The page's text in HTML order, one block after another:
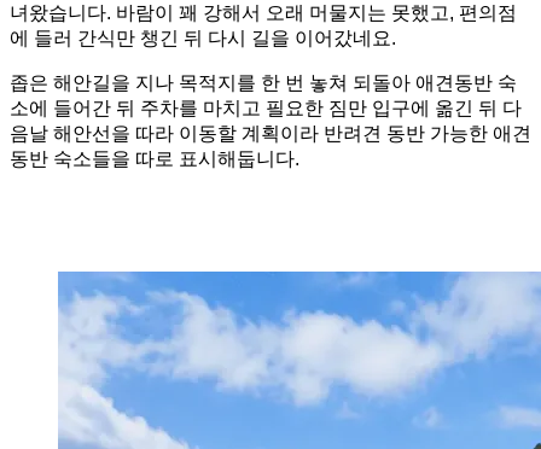
녀왔습니다. 바람이 꽤 강해서 오래 머물지는 못했고, 편의점
에 들러 간식만 챙긴 뒤 다시 길을 이어갔네요.
좁은 해안길을 지나 목적지를 한 번 놓쳐 되돌아 애견동반 숙
소에 들어간 뒤 주차를 마치고 필요한 짐만 입구에 옮긴 뒤 다
음날 해안선을 따라 이동할 계획이라 반려견 동반 가능한 애견
동반 숙소들을 따로 표시해둡니다.